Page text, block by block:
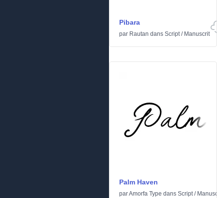
Pibara
par Rautan dans Script/ Manuscrit
Palm Haven
parAmorfa Type dans Script/